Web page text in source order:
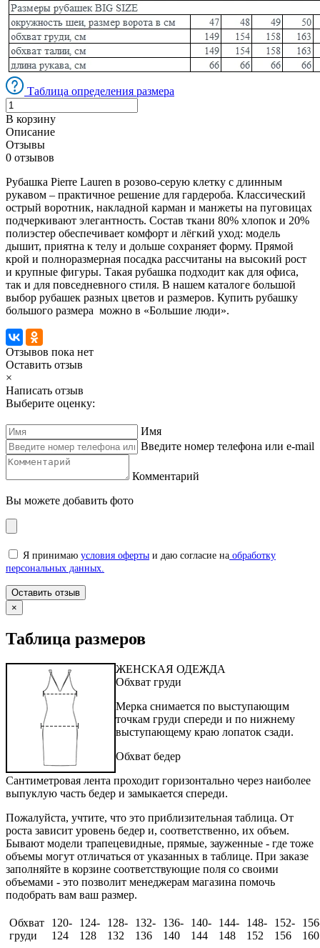
Таблица определения размера
В корзину
Описание
Отзывы
0 отзывов
Рубашка Pierre Lauren в розово-серую клетку с длинным
рукавом – практичное решение для гардероба. Классический
острый воротник, накладной карман и манжеты на пуговицах
подчеркивают элегантность. Состав ткани 80% хлопок и 20%
полиэстер обеспечивает комфорт и лёгкий уход: модель
дышит, приятна к телу и дольше сохраняет форму. Прямой
крой и полноразмерная посадка рассчитаны на высокий рост
и крупные фигуры. Такая рубашка подходит как для офиса,
так и для повседневного стиля. В нашем каталоге большой
выбор рубашек разных цветов и размеров. Купить рубашку
большого размера можно в «Большие люди».
Отзывов пока нет
Оставить отзыв
×
Написать отзыв
Выберите оценку:
Имя
Введите номер телефона или e-mail
Комментарий
Вы можете добавить фото
Я принимаю условия оферты и даю согласие на обработку
персональных данных.
×
Таблица размеров
ЖЕНСКАЯ ОДЕЖДА
Обхват груди
Мерка снимается по выступающим
точкам груди спереди и по нижнему
выступающему краю лопаток сзади.
Обхват бедер
Сантиметровая лента проходит горизонтально через наиболее
выпуклую часть бедер и замыкается спереди.
Пожалуйста, учтите, что это приблизительная таблица. От
роста зависит уровень бедер и, соответственно, их объем.
Бывают модели трапецевидные, прямые, зауженные - где тоже
объемы могут отличаться от указанных в таблице. При заказе
заполняйте в корзине соответствующие поля со своими
объемами - это позволит менеджерам магазина помочь
подобрать вам ваш размер.
Обхват
груди
120-
124
124-
128
128-
132
132-
136
136-
140
140-
144
144-
148
148-
152
152-
156
160